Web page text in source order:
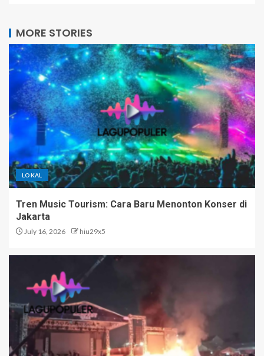
MORE STORIES
LOKAL
Tren Music Tourism: Cara Baru Menonton Konser di
Jakarta
July 16, 2026 hiu29x5